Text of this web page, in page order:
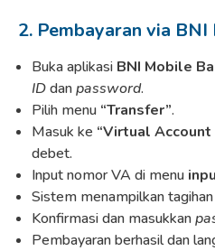
2. Pembayaran via
Buka aplikasi BNI Mobile
IDdanpassword.
Pilih menu “Transfer”.
Masuk ke “Virtual
debet.
Input nomor VA di menu
Sistem menampilkan
Konfirmasi dan masukkan
Pembayaran berhasil dan